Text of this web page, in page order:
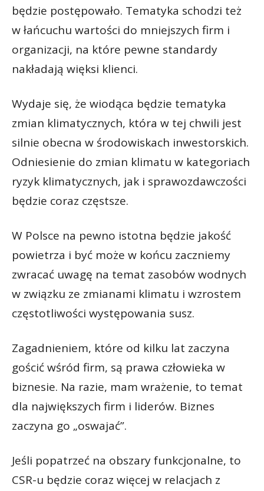
będzie postępowało. Tematyka schodzi też
w łańcuchu wartości do mniejszych firm i
organizacji, na które pewne standardy
nakładają więksi klienci.
Wydaje się, że wiodąca będzie tematyka
zmian klimatycznych, która w tej chwili jest
silnie obecna w środowiskach inwestorskich.
Odniesienie do zmian klimatu w kategoriach
ryzyk klimatycznych, jak i sprawozdawczości
będzie coraz częstsze.
W Polsce na pewno istotna będzie jakość
powietrza i być może w końcu zaczniemy
zwracać uwagę na temat zasobów wodnych
w związku ze zmianami klimatu i wzrostem
częstotliwości występowania susz.
Zagadnieniem, które od kilku lat zaczyna
gościć wśród firm, są prawa człowieka w
biznesie. Na razie, mam wrażenie, to temat
dla największych firm i liderów. Biznes
zaczyna go „oswajać”.
Jeśli popatrzeć na obszary funkcjonalne, to
CSR-u będzie coraz więcej w relacjach z